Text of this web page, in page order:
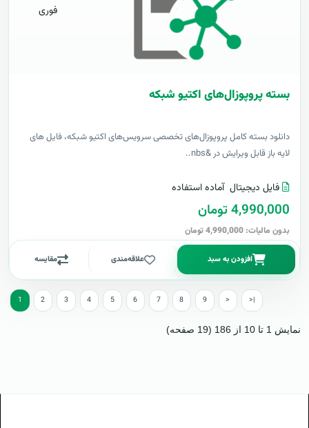
فوری
بسته پروپوزال‌های اکتیو شبکه
دانلود بسته کامل پروپوزال‌های تخصصی سرویس‌های اکتیو شبکه، فایل های
لایه باز قابل ویرایش در &nbs..
فایل دیجیتال آماده استفاده
4,990,000 تومان
بدون مالیات: 4,990,000 تومان
افزودن به سبد علاقه‌مندی مقایسه
1 2 3 4 5 6 7 8 9 > >|
نمایش 1 تا 10 از 186 (19 صفحه)